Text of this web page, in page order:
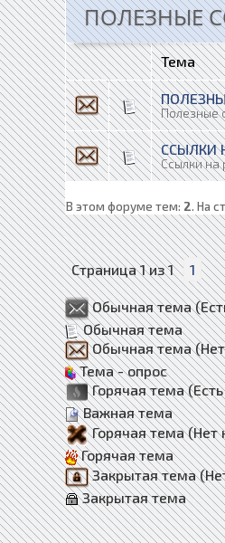
ПОЛЕЗНЫЕ
Тема
Полезные
ССЫЛКИ
Ссылки на
В этом форуме тем: 2. На
Страница1из1 1
Обычная тема
Обычная тема
Обычная тема
Тема - опрос
Горячая тема
Важная тема
Горячая тема
Горячая тема
Закрытая тема
Закрытая тема